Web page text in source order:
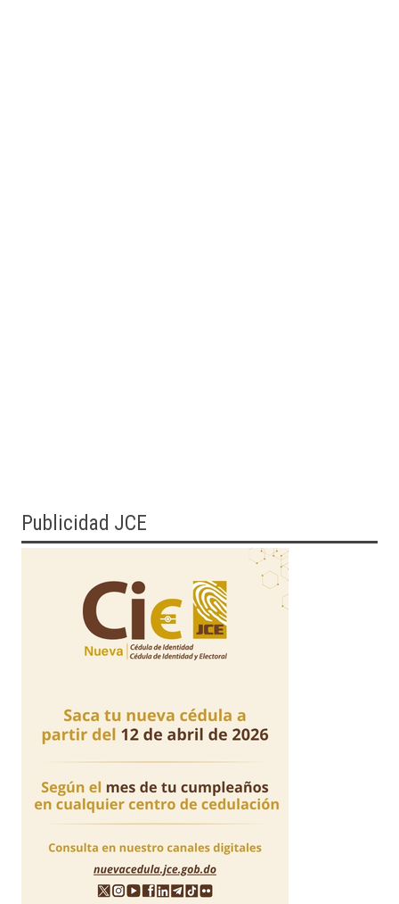
Publicidad JCE